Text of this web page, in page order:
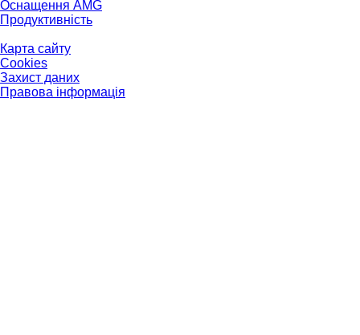
Оснащення AMG
Продуктивність
Карта сайту
Cookies
Захист даних
Правова інформація